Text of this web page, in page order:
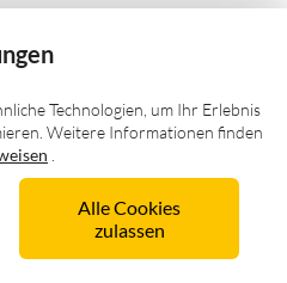
anfragen
Technologien, um Ihr Erlebnis
Weitere Informationen finden
Alle Cookies
zulassen